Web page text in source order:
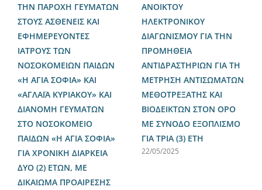
ΤΗΝ ΠΑΡΟΧΗ ΓΕΥΜΑΤΩΝ
ΣΤΟΥΣ ΑΣΘΕΝΕΙΣ ΚΑΙ
ΕΦΗΜΕΡΕΥΟΝΤΕΣ
ΙΑΤΡΟΥΣ ΤΩΝ
ΝΟΣΟΚΟΜΕΙΩΝ ΠΑΙΔΩΝ
«Η ΑΓΙΑ ΣΟΦΙΑ» ΚΑΙ
«ΑΓΛΑΪΑ ΚΥΡΙΑΚΟΥ» ΚΑΙ
ΔΙΑΝΟΜΗ ΓΕΥΜΑΤΩΝ
ΣΤΟ ΝΟΣΟΚΟΜΕΙΟ
ΠΑΙΔΩΝ «Η ΑΓΙΑ ΣΟΦΙΑ»
ΓΙΑ ΧΡΟΝΙΚΗ ΔΙΑΡΚΕΙΑ
ΔΥΟ (2) ΕΤΩΝ, ΜΕ
ΔΙΚΑΙΩΜΑ ΠΡΟΑΙΡΕΣΗΣ
ΑΝΟΙΚΤΟΥ
ΗΛΕΚΤΡΟΝΙΚΟΥ
ΔΙΑΓΩΝΙΣΜΟΥ ΓΙΑ ΤΗΝ
ΠΡΟΜΗΘΕΙΑ
ΑΝΤΙΔΡΑΣΤΗΡΙΩΝ ΓΙΑ ΤΗ
ΜΕΤΡΗΣΗ ΑΝΤΙΣΩΜΑΤΩΝ
ΜΕΘΟΤΡΕΞΑΤΗΣ ΚΑΙ
ΒΙΟΔΕΙΚΤΩΝ ΣΤΟΝ ΟΡΟ
ΜΕ ΣΥΝΟΔΟ ΕΞΟΠΛΙΣΜΟ
ΓΙΑ ΤΡΙΑ (3) ΕΤΗ
22/05/2025